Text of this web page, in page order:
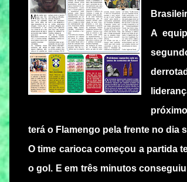
A
terá o Flamengo pela frente no dia
O time carioca começou a partida
o gol. E em três minutos